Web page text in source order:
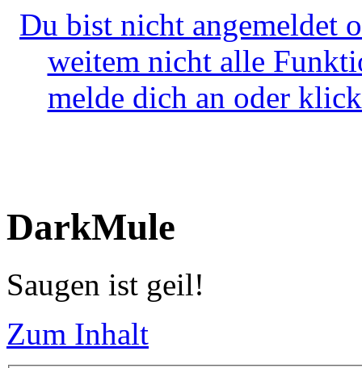
Du bist nicht angemeldet
weitem nicht alle
melde dich an oder
DarkMule
Saugen ist geil!
Zum Inhalt